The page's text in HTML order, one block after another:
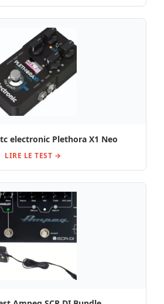
electronic Plethora X1 Neo
LIRE LE TEST →